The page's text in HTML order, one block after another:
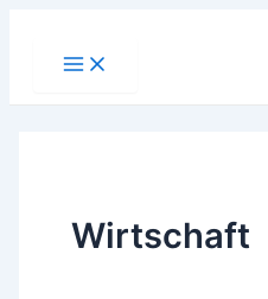
Main
Menu
Wirtschaft